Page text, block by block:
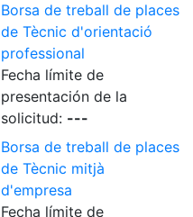
Borsa de treball de places
de Tècnic d'orientació
professional
Fecha límite de
presentación de la
solicitud: ---
Borsa de treball de places
de Tècnic mitjà
d'empresa
Fecha límite de